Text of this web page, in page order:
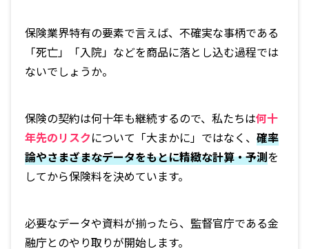
保険業界特有の要素で言えば、不確実な事柄である
「死亡」「入院」などを商品に落とし込む過程では
ないでしょうか。
保険の契約は何十年も継続するので、私たちは何十
年先のリスクについて「大まかに」ではなく、 確率
論やさまざまなデータをもとに精緻な計算・予測を
してから保険料を決めています。
必要なデータや資料が揃ったら、監督官庁である金
融庁とのやり取りが開始します。